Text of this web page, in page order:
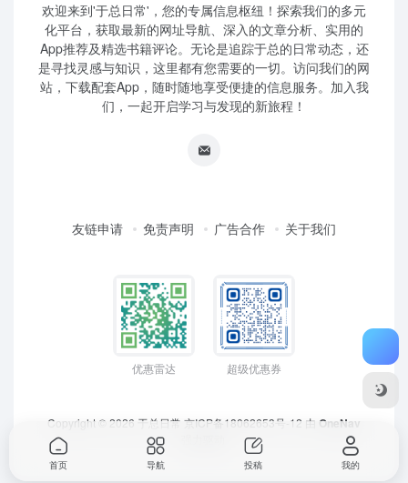
欢迎来到'于总日常'，您的专属信息枢纽！探索我们的多元
化平台，获取最新的网址导航、深入的文章分析、实用的
App推荐及精选书籍评论。无论是追踪于总的日常动态，还
是寻找灵感与知识，这里都有您需要的一切。访问我们的网
站，下载配套App，随时随地享受便捷的信息服务。加入我
们，一起开启学习与发现的新旅程！
友链申请 免责声明 广告合作 关于我们
优惠雷达 超级优惠券
Copyright © 2026 于总日常 京ICP备18062653号-12 由 OneNav
首页 导航 投稿 我的